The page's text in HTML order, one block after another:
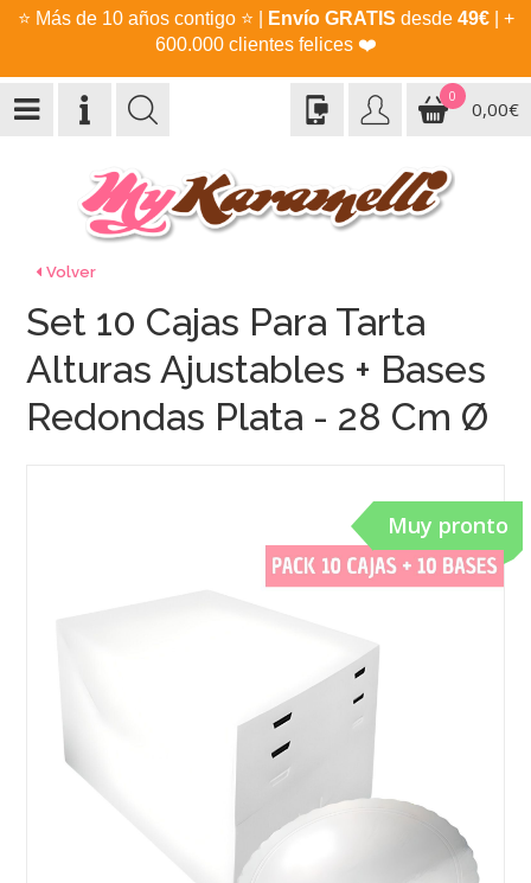
⭐ Más de 10 años contigo ⭐ Envío GRATIS desde 49€| +
600.000 clientes felices ❤️
0
0,00€
Volver
Muy pronto
Set 10 Cajas Para Tarta
Alturas Ajustables + Bases
Redondas Plata - 28 Cm Ø